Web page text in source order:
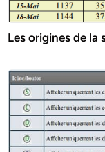
Les origines de la